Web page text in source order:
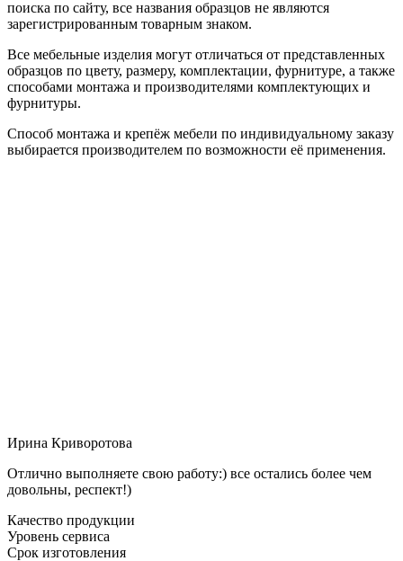
поиска по сайту, все названия образцов не являются
зарегистрированным товарным знаком.
Все мебельные изделия могут отличаться от представленных
образцов по цвету, размеру, комплектации, фурнитуре, а также
способами монтажа и производителями комплектующих и
фурнитуры.
Способ монтажа и крепёж мебели по индивидуальному заказу
выбирается производителем по возможности её применения.
Ирина Криворотова
Отлично выполняете свою работу:) все остались более чем
довольны, респект!)
Качество продукции
Уровень сервиса
Срок изготовления